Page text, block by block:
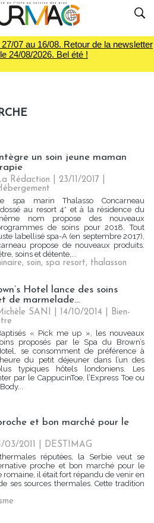
07 au 16/08. Retour de la newsletter
24/08/2026. Bel été !
un soin jeune maman
Rédaction | 23/11/2017
spa marin Thalasso Concarneau
au resort 4* et à la résidence du
nom propose des nouveaux
de soins pour 2018. Tout
labellisé spa-A (en septembre 2017),
propose de nouveaux produits.
soins et détente,...
, soin, spa resort, thalasson
Hotel lance des soins
de marmelade...
SANI | 14/10/2014
Bien-
« Pick me up », les nouveaux
proposés par le Spa du Brown’s
se consomment de préférence à
du petit déjeuner dans l’un des
typiques hôtels londoniens. Les
par le CappucinToe, l’Express Toe ou
et bon marché pour le
03/2011
DESTIMAG
réputées, la Serbie veut se
proche et bon marché pour le
romaine, il était fort répandu de venir en
ses sources thermales. Cette tradition